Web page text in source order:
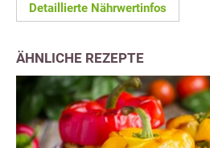
Detaillierte Nährwertinfos
ÄHNLICHE REZEPTE